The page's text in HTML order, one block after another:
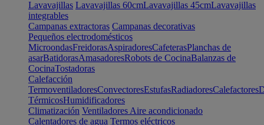
Lavavajillas Lavavajillas 60cmLavavajillas 45cmLavavajillas
integrables
Campanas extractoras Campanas decorativas
Pequeños electrodomésticos
MicroondasFreidorasAspiradoresCafeterasPlanchas de
asarBatidorasAmasadoresRobots de CocinaBalanzas de
CocinaTostadoras
Calefacción
TermoventiladoresConvectoresEstufasRadiadoresCalefactores
TérmicosHumidificadores
Climatización Ventiladores Aire acondicionado
Calentadores de agua Termos eléctricos